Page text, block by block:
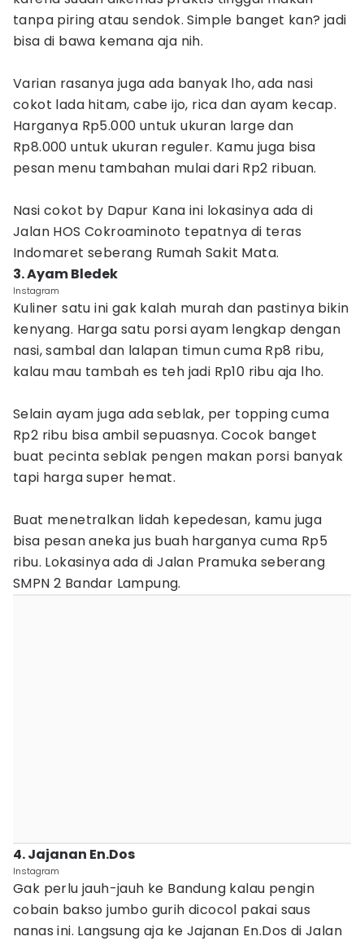
tanpa piring atau sendok. Simple banget kan? jadi
bisa di bawa kemana aja nih.
Varian rasanya juga ada banyak lho, ada nasi
cokot lada hitam, cabe ijo, rica dan ayam kecap.
Harganya Rp5.000 untuk ukuran large dan
Rp8.000 untuk ukuran reguler. Kamu juga bisa
pesan menu tambahan mulai dari Rp2 ribuan.
Nasi cokot by Dapur Kana ini lokasinya ada di
Jalan HOS Cokroaminoto tepatnya di teras
Indomaret seberang Rumah Sakit Mata.
3. Ayam Bledek
Instagram
Kuliner satu ini gak kalah murah dan pastinya bikin
kenyang. Harga satu porsi ayam lengkap dengan
nasi, sambal dan lalapan timun cuma Rp8 ribu,
kalau mau tambah es teh jadi Rp10 ribu aja lho.
Selain ayam juga ada seblak, per topping cuma
Rp2 ribu bisa ambil sepuasnya. Cocok banget
buat pecinta seblak pengen makan porsi banyak
tapi harga super hemat.
Buat menetralkan lidah kepedesan, kamu juga
bisa pesan aneka jus buah harganya cuma Rp5
ribu. Lokasinya ada di Jalan Pramuka seberang
SMPN 2 Bandar Lampung.
4. Jajanan En.Dos
Instagram
Gak perlu jauh-jauh ke Bandung kalau pengin
cobain bakso jumbo gurih dicocol pakai saus
nanas ini. Langsung aja ke Jajanan En.Dos di Jalan